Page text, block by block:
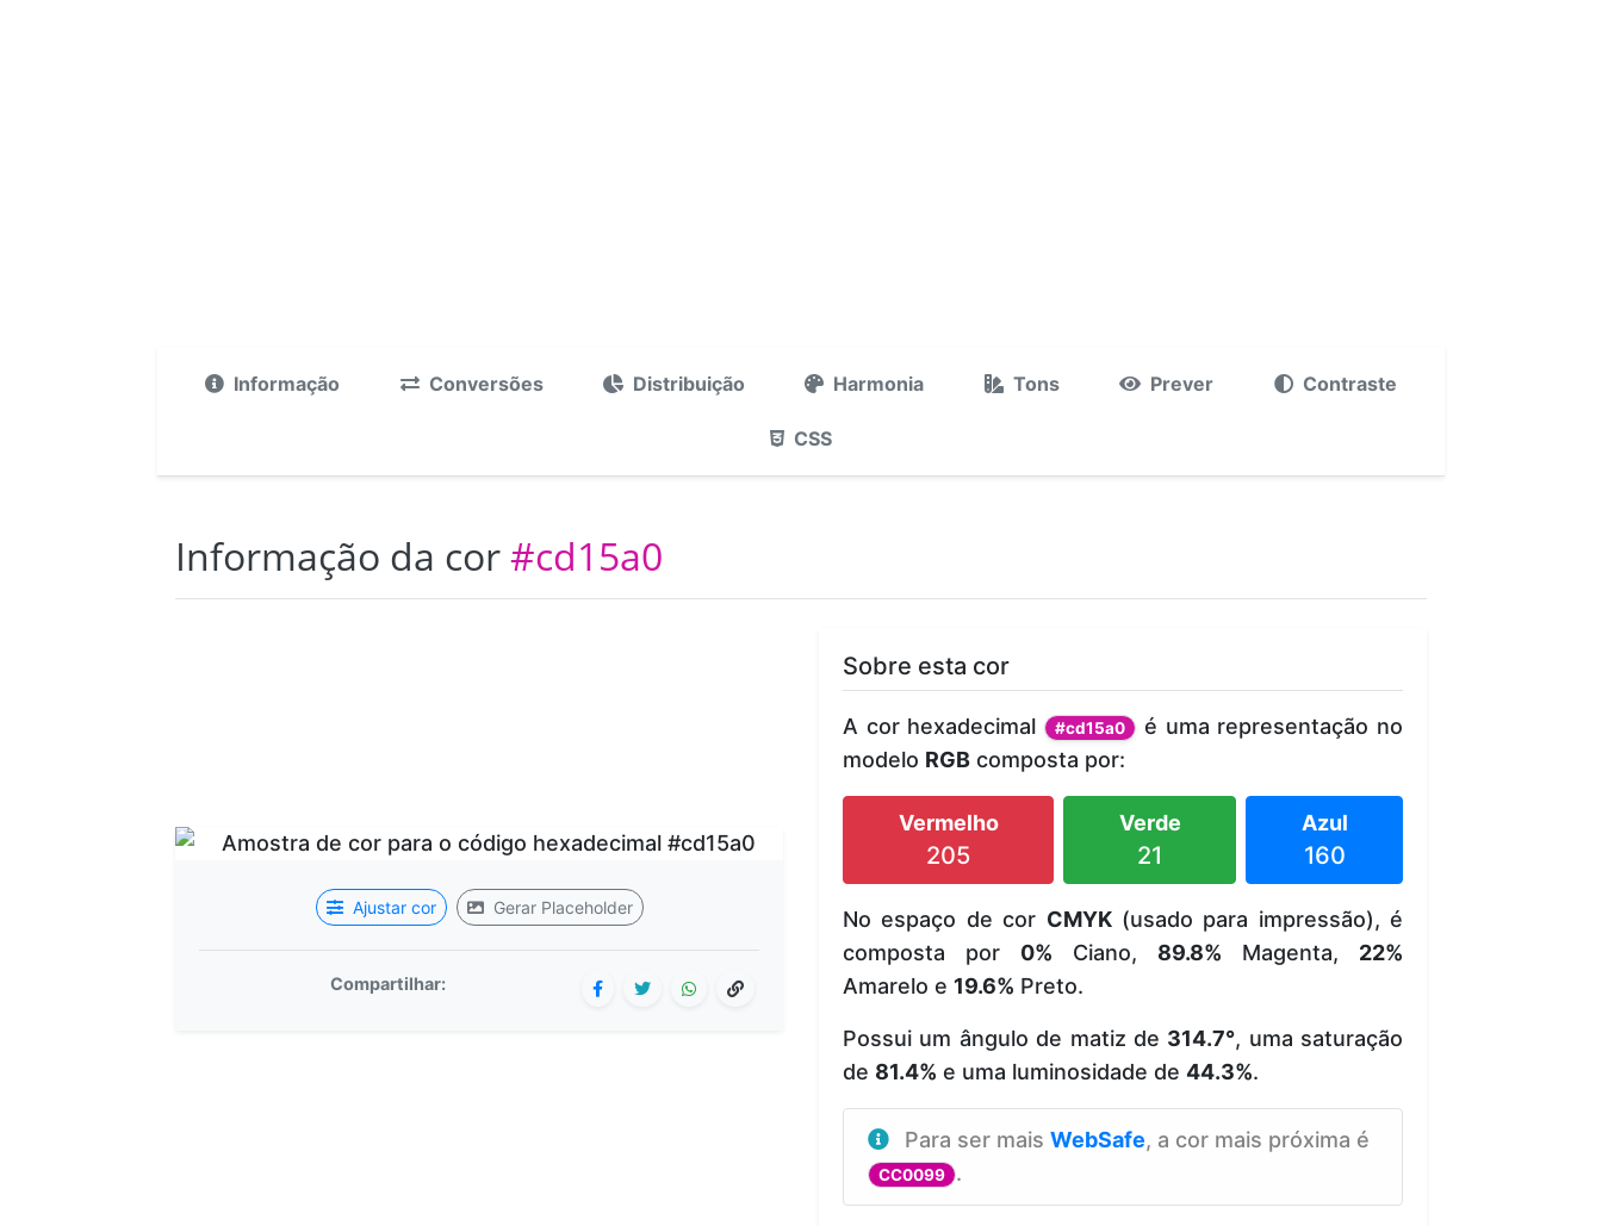
Informação Conversões Distribuição Harmonia Tons Prever Contraste
CSS
Informação da cor#cd15a0
Ajustar cor Gerar Placeholder
Compartilhar:
Sobre esta cor
A cor hexadecimal #cd15a0
é uma representação no
modelo RGB composta por:
Vermelho
205
Verde
21
Azul
160
No espaço de cor CMYK(usado para impressão), é
composta por 0% Ciano, 89.8% Magenta, 22%
Amarelo e 19.6% Preto.
Possui um ângulo de matiz de 314.7°, uma saturação
de 81.4% e uma luminosidade de 44.3%.
Para ser mais WebSafe, a cor mais próxima é
CC0099 .